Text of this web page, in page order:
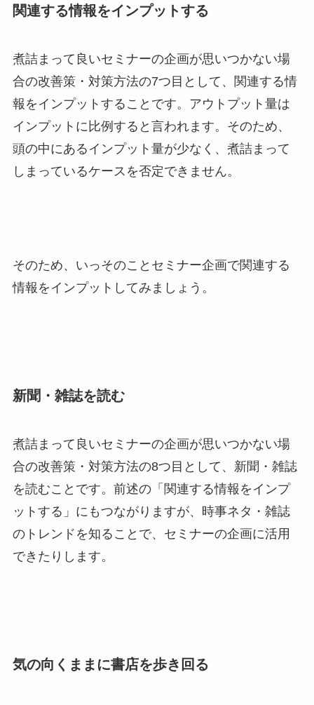
関連する情報をインプットする
煮詰まって良いセミナーの企画が思いつかない場
合の改善策・対策方法の7つ目として、関連する情
報をインプットすることです。アウトプット量は
インプットに比例すると言われます。そのため、
頭の中にあるインプット量が少なく、煮詰まって
しまっているケースを否定できません。
そのため、いっそのことセミナー企画で関連する
情報をインプットしてみましょう。
新聞・雑誌を読む
煮詰まって良いセミナーの企画が思いつかない場
合の改善策・対策方法の8つ目として、新聞・雑誌
を読むことです。前述の「関連する情報をインプ
ットする」にもつながりますが、時事ネタ・雑誌
のトレンドを知ることで、セミナーの企画に活用
できたりします。
気の向くままに書店を歩き回る